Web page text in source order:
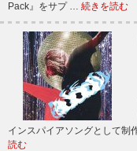
Pack』をサプ … 続きを読む
インスパイアソングとして制
読む